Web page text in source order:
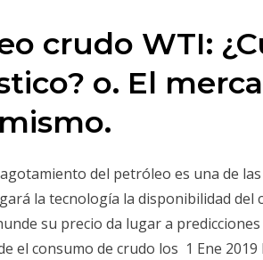
crudo WTI:
o. El
agotamiento del petróleo es una de
la tecnología la disponibilidad del
su precio da lugar a
el consumo de crudo los 1 Ene